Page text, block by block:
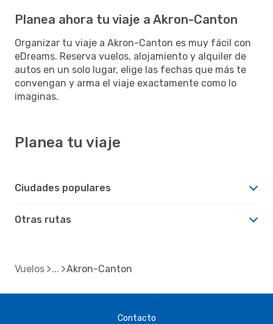
Planea ahora tu viaje a Akron-Canton
Organizar tu viaje a Akron-Canton es muy fácil con
eDreams. Reserva vuelos, alojamiento y alquiler de
autos en un solo lugar, elige las fechas que más te
convengan y arma el viaje exactamente como lo
imaginas.
Planea tu viaje
Ciudades populares
Otras rutas
Vuelos Akron-Canton
Contacto